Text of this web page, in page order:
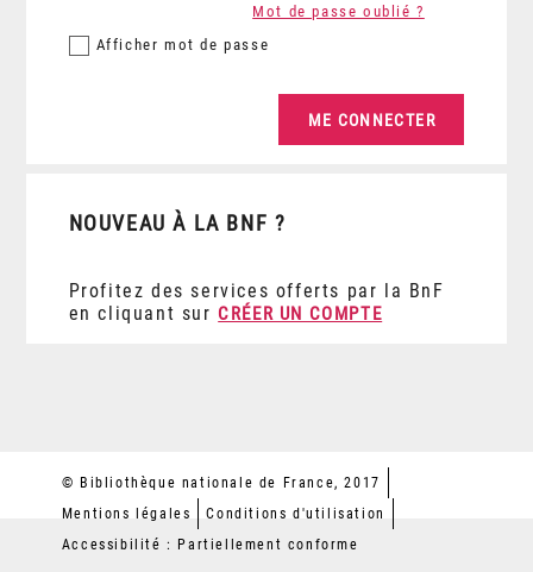
Afficher mot de passe
Mot de passe oublié ?
NOUVEAU À LA BNF ?
Profitez des services offerts par la BnF
en cliquant sur CRÉER UN COMPTE
© Bibliothèque nationale de France, 2017
Mentions légales
Conditions d'utilisation
Accessibilité : Partiellement conforme